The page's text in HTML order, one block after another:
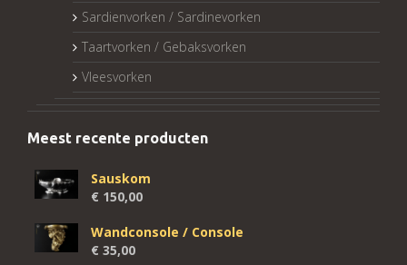
Sardienvorken / Sardinevorken
Taartvorken / Gebaksvorken
Vleesvorken
Meest recente producten
Sauskom
€ 150,00
Wandconsole / Console
€ 35,00